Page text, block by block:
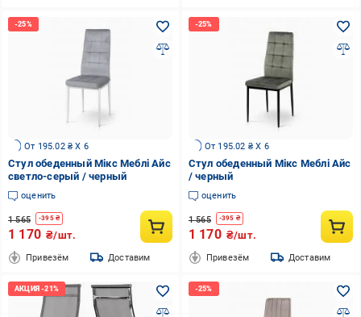
От 195.02 ₴ X 6
Стул обеденный Мікс Меблі Айс
светло-серый / черный
оценить
1 565 -395₴
1 170 ₴/шт.
Привезём Доставим
От 195.02 ₴ X 6
Стул обеденный Мікс Меблі Айс
/ черный
оценить
1 565 -395 ₴
1 170 ₴/шт.
Привезём Доставим